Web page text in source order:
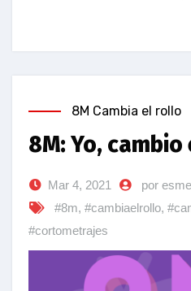
8M Cambia el rollo
8M: Yo,
Mar 4, 2021 por
#8m, #cambiaelrollo,
#cortometrajes